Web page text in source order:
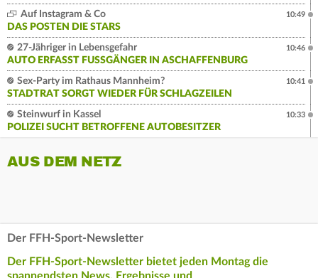
Auf Instagram & Co
DAS POSTEN DIE STARS
10:49
27-Jähriger in Lebensgefahr
AUTO ERFASST FUSSGÄNGER IN ASCHAFFENBURG
10:46
Sex-Party im Rathaus Mannheim?
STADTRAT SORGT WIEDER FÜR SCHLAGZEILEN
10:41
Steinwurf in Kassel
POLIZEI SUCHT BETROFFENE AUTOBESITZER
10:33
AUS DEM NETZ
Der FFH-Sport-Newsletter
Der FFH-Sport-Newsletter bietet jeden Montag die